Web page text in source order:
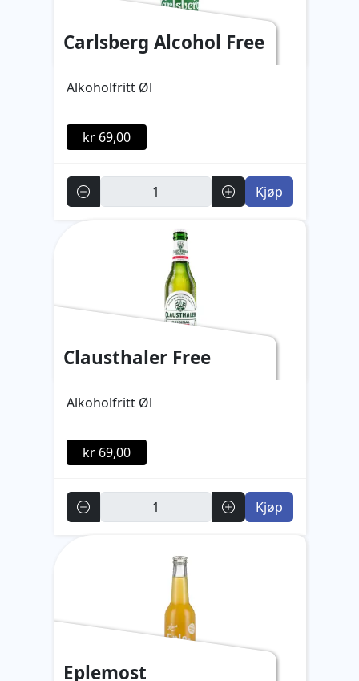
Carlsberg Alcohol Free
Alkoholfritt Øl
kr 69,00
Antall Kjøp
Clausthaler Free
Alkoholfritt Øl
kr 69,00
Antall Kjøp
Eplemost